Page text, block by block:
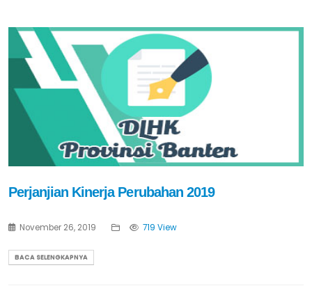
Perjanjian Kinerja Perubahan 2019
November 26, 2019 719 View
BACA SELENGKAPNYA